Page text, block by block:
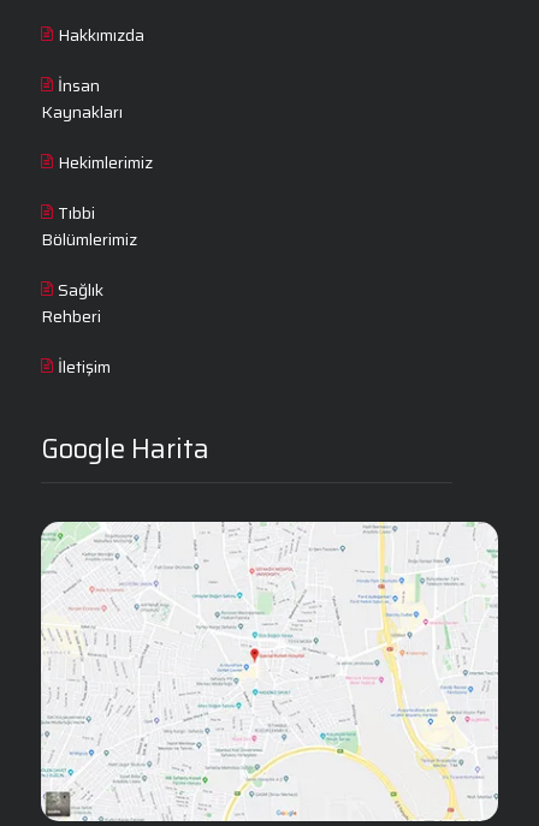
Hakkımızda
İnsan
Kaynakları
Hekimlerimiz
Tıbbi
Bölümlerimiz
Sağlık
Rehberi
İletişim
Google Harita